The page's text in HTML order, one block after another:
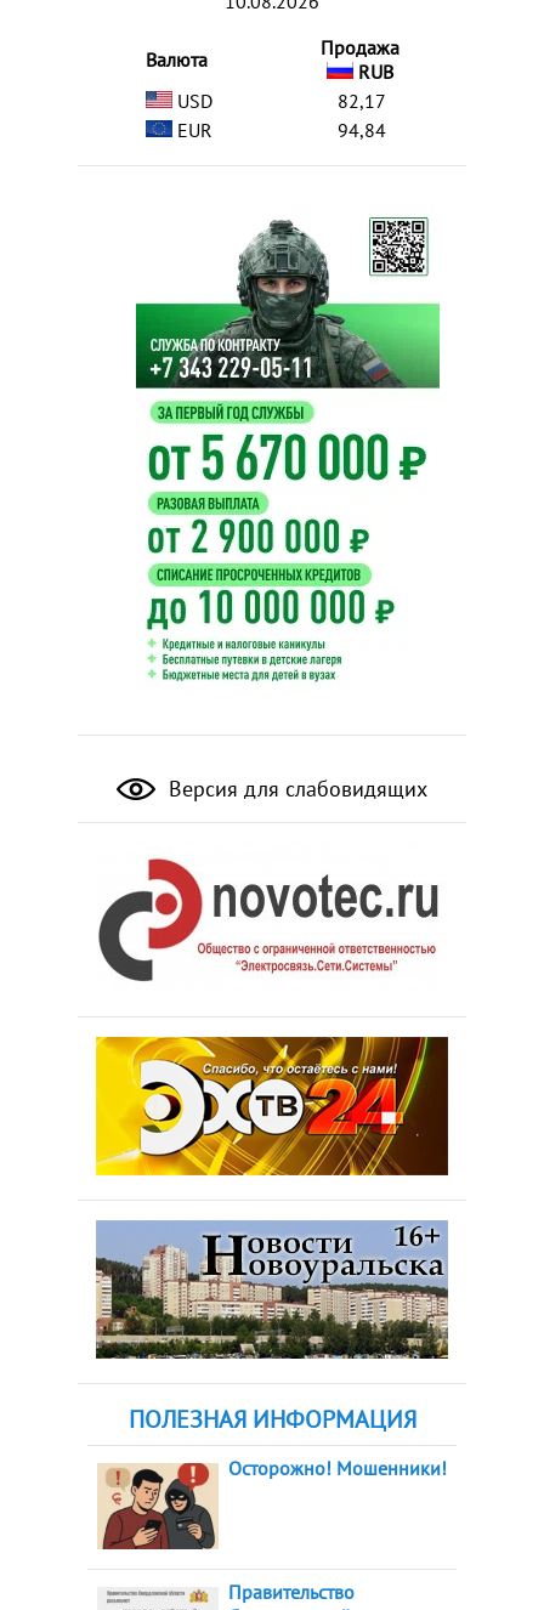
Валюта
Продажа
RUB
USD
82,17
EUR
94,84
Версия для слабовидящих
ПОЛЕЗНАЯ ИНФОРМАЦИЯ
Осторожно! Мошенники!
Правительство